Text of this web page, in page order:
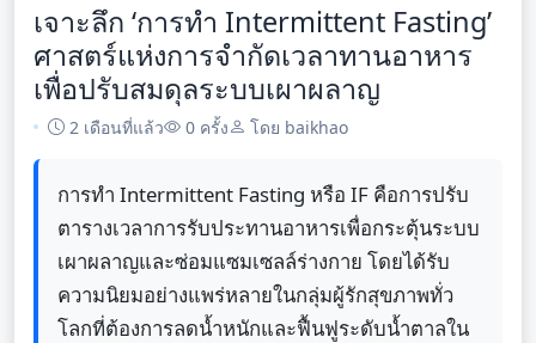
เจาะลึก ‘การทำ Intermittent Fasting’
ศาสตร์แห่งการจำกัดเวลาทานอาหาร
เพื่อปรับสมดุลระบบเผาผลาญ
2 เดือนที่แล้ว 0 ครั้ง โดย baikhao
การทำ Intermittent Fasting หรือ IF คือการปรับ
ตารางเวลาการรับประทานอาหารเพื่อกระตุ้นระบบ
เผาผลาญและซ่อมแซมเซลล์ร่างกาย โดยได้รับ
ความนิยมอย่างแพร่หลายในกลุ่มผู้รักสุขภาพทั่ว
โลกที่ต้องการลดน้ำหนักและฟื้นฟูระดับน้ำตาลใน